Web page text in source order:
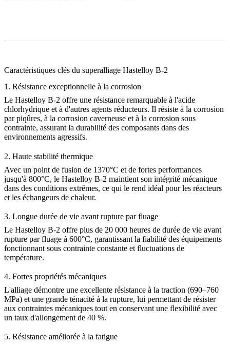
Caractéristiques clés du superalliage Hastelloy B-2
1. Résistance exceptionnelle à la corrosion
Le Hastelloy B-2 offre une résistance remarquable à l'acide
chlorhydrique et à d'autres agents réducteurs. Il résiste à la corrosion
par piqûres, à la corrosion caverneuse et à la corrosion sous
contrainte, assurant la durabilité des composants dans des
environnements agressifs.
2. Haute stabilité thermique
Avec un point de fusion de 1370°C et de fortes performances
jusqu'à 800°C, le Hastelloy B-2 maintient son intégrité mécanique
dans des conditions extrêmes, ce qui le rend idéal pour les réacteurs
et les échangeurs de chaleur.
3. Longue durée de vie avant rupture par fluage
Le Hastelloy B-2 offre plus de 20 000 heures de durée de vie avant
rupture par fluage à 600°C, garantissant la fiabilité des équipements
fonctionnant sous contrainte constante et fluctuations de
température.
4. Fortes propriétés mécaniques
L'alliage démontre une excellente résistance à la traction (690–760
MPa) et une grande ténacité à la rupture, lui permettant de résister
aux contraintes mécaniques tout en conservant une flexibilité avec
un taux d'allongement de 40 %.
5. Résistance améliorée à la fatigue